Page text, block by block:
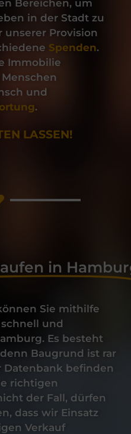
Bereichen, um
in der Stadt zu
unserer Provision
Spenden.
Immobilie
und
.
LASSEN!
in
Sie mithilfe
und
. Es besteht
Baugrund ist rar
Datenbank befinden
richtigen
der Fall, dürfen
dass wir Einsatz
Verkauf